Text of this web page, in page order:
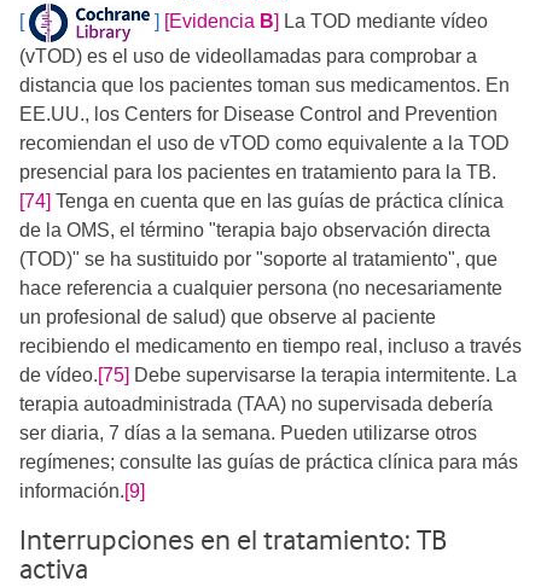
[
] [Evidencia B] La TOD mediante vídeo
(vTOD) es el uso de videollamadas para comprobar a
distancia que los pacientes toman sus medicamentos. En
EE.UU., los Centers for Disease Control and Prevention
recomiendan el uso de vTOD como equivalente a la TOD
presencial para los pacientes en tratamiento para la TB.
[74] Tenga en cuenta que en las guías de práctica clínica
de la OMS, el término "terapia bajo observación directa
(TOD)" se ha sustituido por "soporte al tratamiento", que
hace referencia a cualquier persona (no necesariamente
un profesional de salud) que observe al paciente
recibiendo el medicamento en tiempo real, incluso a través
de vídeo.[75] Debe supervisarse la terapia intermitente. La
terapia autoadministrada (TAA) no supervisada debería
ser diaria, 7 días a la semana. Pueden utilizarse otros
regímenes; consulte las guías de práctica clínica para más
información.[9]
Interrupciones en el tratamiento: TB
activa